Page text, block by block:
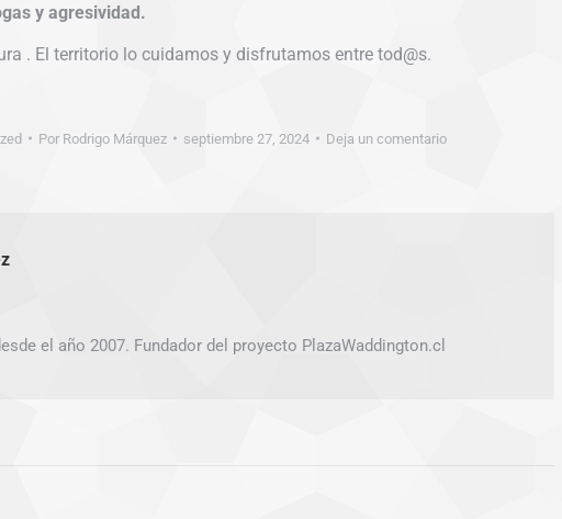
y agresividad.
. El territorio lo cuidamos y disfrutamos entre tod@s.
Por Rodrigo Márquez septiembre 27, 2024 Deja un comentario
el año 2007. Fundador del proyecto PlazaWaddington.cl